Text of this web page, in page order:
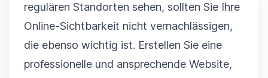
regulären Standorten sehen, sollten Sie Ihre
Online-Sichtbarkeit nicht vernachlässigen,
die ebenso wichtig ist. Erstellen Sie eine
professionelle und ansprechende Website,